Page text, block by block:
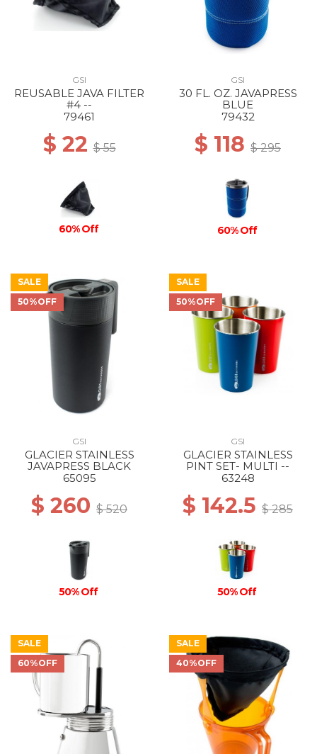
GSI
REUSABLE JAVA FILTER
#4 --
79461
$ 22$ 55
60% Off
GSI
30 FL. OZ. JAVAPRESS
BLUE
79432
$ 118 $ 295
60% Off
SALE
50%OFF
GSI
GLACIER STAINLESS
JAVAPRESS BLACK
65095
$ 260 $ 520
50% Off
SALE
50%OFF
GSI
GLACIER STAINLESS
PINT SET- MULTI --
63248
$ 142.5 $ 285
50% Off
SALE
60%OFF
SALE
40%OFF